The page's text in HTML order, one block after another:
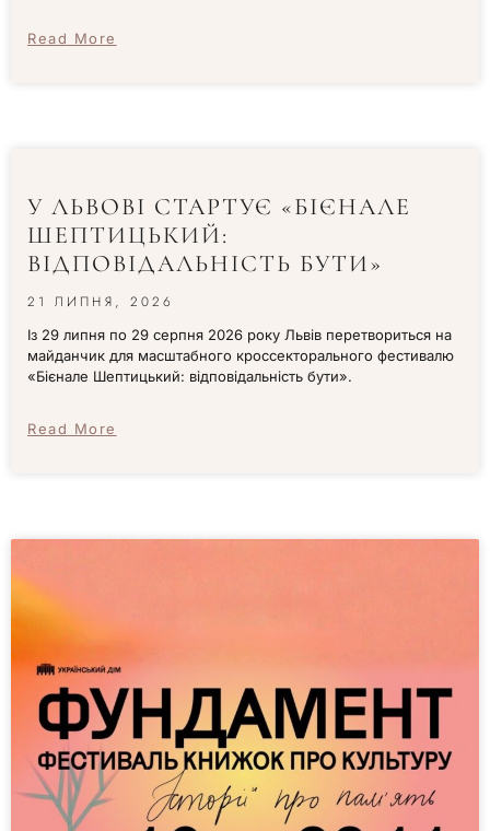
Read More
У ЛЬВОВІ СТАРТУЄ «БІЄНАЛЕ
ШЕПТИЦЬКИЙ:
ВІДПОВІДАЛЬНІСТЬ БУТИ»
21 ЛИПНЯ, 2026
Із 29 липня по 29 серпня 2026 року Львів перетвориться на
майданчик для масштабного кроссекторального фестивалю
«Бієнале Шептицький: відповідальність бути».
Read More